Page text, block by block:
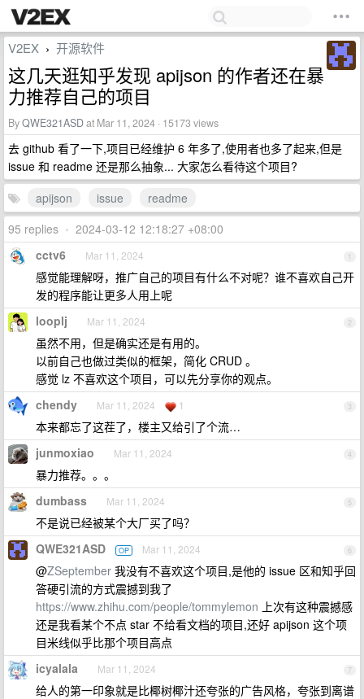
V2EX › 开源软件
这几天逛知乎发现 apijson 的作者还在暴
力推荐自己的项目
ByQWE321ASDat Mar 11, 2024 · 15173 views
去 github 看了一下,项目已经维护 6 年多了,使用者也多了起来,但是
issue 和 readme 还是那么抽象... 大家怎么看待这个项目?
apijson
issue
readme
95 replies • 2024-03-12 12:18:27 +08:00
1
cctv6 Mar 11, 2024
感觉能理解呀，推广自己的项目有什么不对呢？谁不喜欢自己开
发的程序能让更多人用上呢
2
looplj Mar 11, 2024
虽然不用，但是确实还是有用的。
以前自己也做过类似的框架，简化 CRUD 。
感觉 lz 不喜欢这个项目，可以先分享你的观点。
3
chendy Mar 11, 2024 1
本来都忘了这茬了，楼主又给引了个流…
4
junmoxiao Mar 11, 2024
暴力推荐。。。
5
dumbass Mar 11, 2024
不是说已经被某个大厂买了吗？
6
QWE321ASD OP Mar 11, 2024
@ZSeptember 我没有不喜欢这个项目,是他的 issue 区和知乎回
答硬引流的方式震撼到我了
https://www.zhihu.com/people/tommylemon 上次有这种震撼感
还是我看某个不点 star 不给看文档的项目,还好 apijson 这个项
目米线似乎比那个项目高点
7
icyalala Mar 11, 2024
给人的第一印象就是比椰树椰汁还夸张的广告风格，夸张到离谱